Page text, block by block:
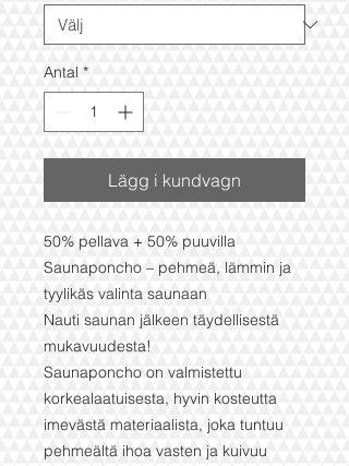
Antal *
Lägg i kundvagn
50% pellava + 50% puuvilla
Saunaponcho – pehmeä, lämmin ja
tyylikäs valinta saunaan
Nauti saunan jälkeen täydellisestä
mukavuudesta!
Saunaponcho on valmistettu
korkealaatuisesta, hyvin kosteutta
imevästä materiaalista, joka tuntuu
pehmeältä ihoa vasten ja kuivuu